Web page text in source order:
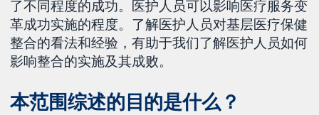
了不同程度的成功。医护人员可以影响医疗服务变
革成功实施的程度。了解医护人员对基层医疗保健
整合的看法和经验，有助于我们了解医护人员如何
影响整合的实施及其成败。
本范围综述的目的是什么？